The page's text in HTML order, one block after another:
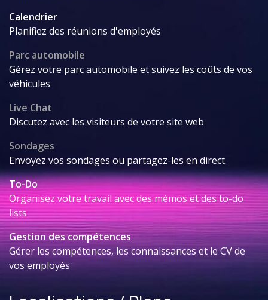
Calendrier
Planifiez des réunions d'employés
Parc automobile
Gérez votre parc automobile et suivez les coûts de vos
véhicules
Live Chat
Discutez avec les visiteurs de votre site web
Sondages
Envoyez vos sondages ou partagez-les en direct.
To-Do
Organisez votre travail avec des mémos et des to-do
lists
Gestion des compétences
Gérer les compétences, les connaissances et le CV de
vos employés